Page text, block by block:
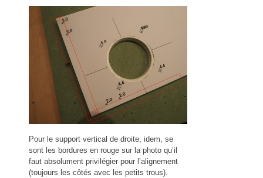
Pour le support vertical de droite, idem, se
sont les bordures en rouge sur la photo qu’il
faut absolument privilégier pour l’alignement
(toujours les côtés avec les petits trous).